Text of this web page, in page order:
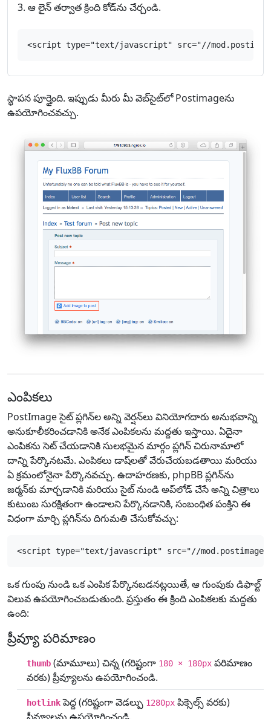
ఆ లైన్ తర్వాత క్రింది కోడ్‌ను చేర్చండి.
<script type="text/javascript" src="//
స్థాపన పూర్తైంది. ఇప్పుడు మీరు మీ వెబ్‌సైట్‌లో Postimage‌ను
ఉపయోగించవచ్చు.
ఎంపికలు
PostImage సైట్ ప్లగిన్‌ల అన్ని వెర్షన్‌లు వినియోగదారు అనుభవాన్ని
అనుకూలీకరించడానికి అనేక ఎంపికలను మద్దతు ఇస్తాయి. ఏదైనా
ఎంపికను సెట్ చేయడానికి సులభమైన మార్గం ప్లగిన్ చిరునామాలో
దాన్ని పేర్కొనటమే. ఎంపికలు డాష్‌లతో వేరుచేయబడతాయి మరియు
ఏ క్రమంలోనైనా పేర్కొనవచ్చు. ఉదాహరణకు, phpBB ప్లగిన్‌ను
జర్మన్‌కు మార్చడానికి మరియు సైట్ నుండి అప్‌లోడ్ చేసే అన్ని చిత్రాలు
కుటుంబ సురక్షితంగా ఉండాలని పేర్కొనడానికి, సంబంధిత పంక్తిని ఈ
విధంగా మార్చి ప్లగిన్‌ను దిగుమతి చేసుకోవచ్చు:
<script type="text/javascript" src="//
ఒక గుంపు నుండి ఒక ఎంపిక పేర్కొనబడనట్లయితే, ఆ గుంపుకు డిఫాల్ట్
విలువ ఉపయోగించబడుతుంది. ప్రస్తుతం ఈ క్రింది ఎంపికలకు మద్దతు
ఉంది:
ప్రీవ్యూ పరిమాణం
thumb (మామూలు) చిన్న (గరిష్టంగా 180 × 180px పరిమాణం
వరకు) ప్రీవ్యూలను ఉపయోగించండి.
hotlinkపెద్ద (గరిష్టంగా వెడల్పు 1280px పిక్సెల్స్ వరకు)